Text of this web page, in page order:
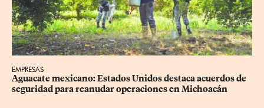
EMPRESAS
Aguacate mexicano: Estados Unidos destaca acuerdos de
seguridad para reanudar operaciones en Michoacán